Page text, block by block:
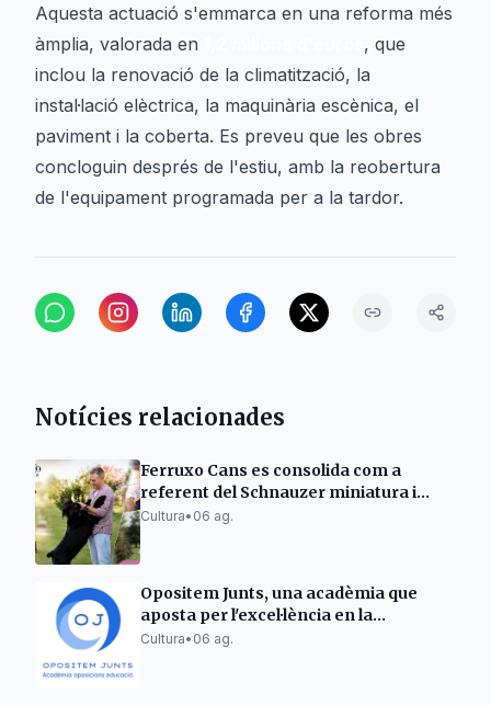
Aquesta actuació s'emmarca en una reforma més
àmplia, valorada en
, que
inclou la renovació de la climatització, la
instal·lació elèctrica, la maquinària escènica, el
paviment i la coberta. Es preveu que les obres
concloguin després de l'estiu, amb la reobertura
de l'equipament programada per a la tardor.
Notícies relacionades
Ferruxo Cans es consolida com a
referent del Schnauzer miniatura i
gegant després del seu èxit al World
Cultura• 06 ag.
Opositem Junts, una acadèmia que
aposta per l'excel·lència en la
preparació d'oposicions docents
Cultura• 06 ag.